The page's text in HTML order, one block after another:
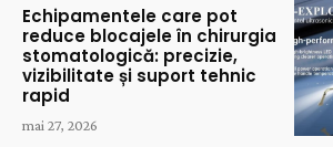
Echipamentele care pot
reduce blocajele în chirurgia
stomatologică: precizie,
vizibilitate și suport tehnic
rapid
mai 27, 2026